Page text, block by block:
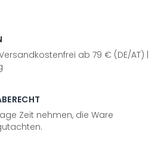
ab 79 € (DE/AT) |
Zeit nehmen, die Ware